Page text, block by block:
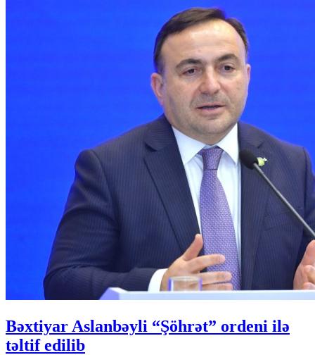
Bəxtiyar Aslanbəyli “Şöhrət” ordeni ilə
təltif edilib